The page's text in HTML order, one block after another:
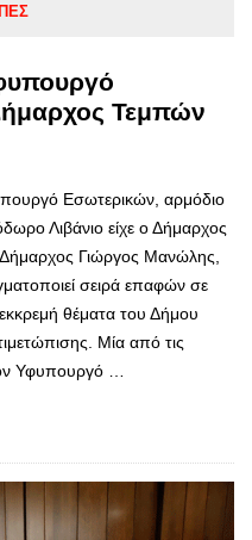
Τεμπών
Εσωτερικών, αρμόδιο
Λιβάνιο είχε ο Δήμαρχος
Γιώργος Μανώλης,
σειρά επαφών σε
θέματα του Δήμου
Μία από τις
Υφυπουργό …